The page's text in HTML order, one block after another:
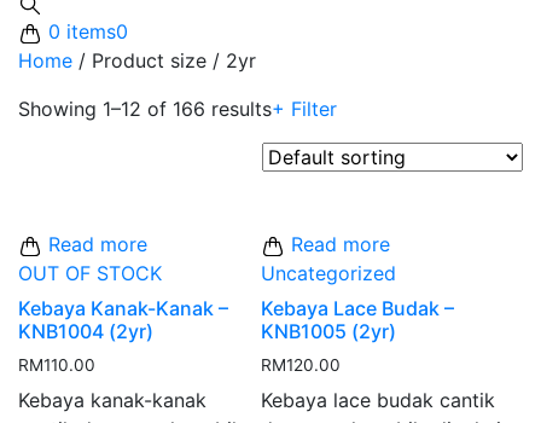
0 items0
Home / Product size / 2yr
Showing 1–12 of 166 results+ Filter
Read more
OUT OF STOCK
Kebaya Kanak-Kanak –
KNB1004 (2yr)
RM110.00
Kebaya kanak-kanak
Read more
Uncategorized
Kebaya Lace Budak –
KNB1005 (2yr)
RM120.00
Kebaya lace budak cantik